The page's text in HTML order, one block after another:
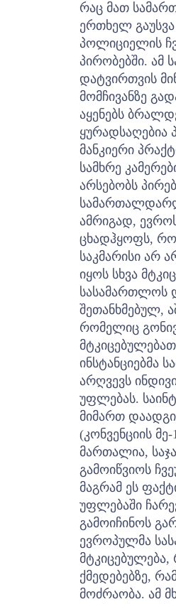
რაც მათ
ერთხელ
პოლიციელის
პირობებში. ამ
დატვირთვის
მომჩივანზე
აყენებს
ყურადსაღებია
მანკიერი
სამხრე
არსებობს
ამრიგად,
ცხადჰყოფს,
საკმარისი არ
იყოს სხვა
სასამართლოს
შეთანხმებულ,
რომელიც
ინსტანციებმა
არღვევს
უფლებას.
მიმართ
(კონვენციის
მართალია,
გამოიწვიოს
მაგრამ ეს
უფლებაში
გამოიჩინოს
ევროპულმა
მტკიცებულება,
ქმედებებზე,
მოძრაობა. ამ